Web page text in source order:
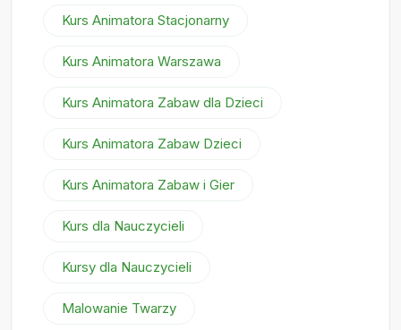
Kurs Animatora Stacjonarny
Kurs Animatora Warszawa
Kurs Animatora Zabaw dla Dzieci
Kurs Animatora Zabaw Dzieci
Kurs Animatora Zabaw i Gier
Kurs dla Nauczycieli
Kursy dla Nauczycieli
Malowanie Twarzy